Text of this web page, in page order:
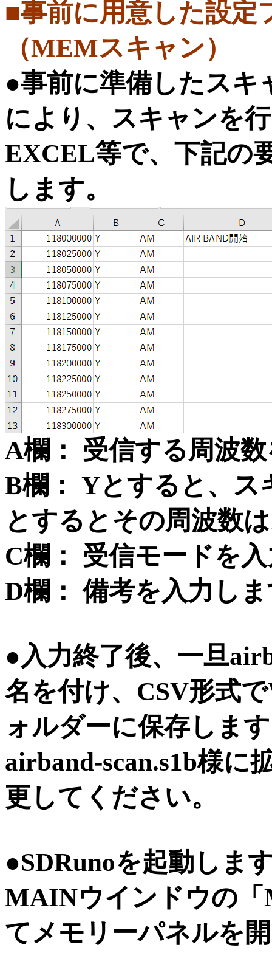
■事前に用意した設定
（MEMスキャン）
●事前に準備したスキ
により、スキャンを
EXCEL等で、下記の
します。
A欄： 受信する周波
B欄： Yとすると、ス
とするとその周波数
C欄： 受信モードを
D欄： 備考を入力し
●入力終了後、一旦
名を付け、CSV形式
ォルダーに保存しま
airband-scan.s1b様に
更してください。
●SDRunoを起動しま
MAINウインドウの
てメモリーパネルを